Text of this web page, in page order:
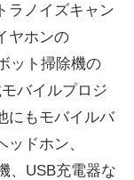
ラノイズキャン
ヤホンの
ット掃除機の
バイルプロジ
にもモバイルバ
ドホン、
、USB充電器な